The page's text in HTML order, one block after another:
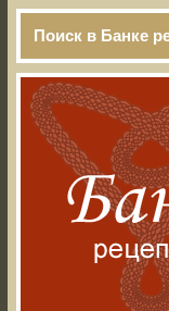
Поиск в Банке